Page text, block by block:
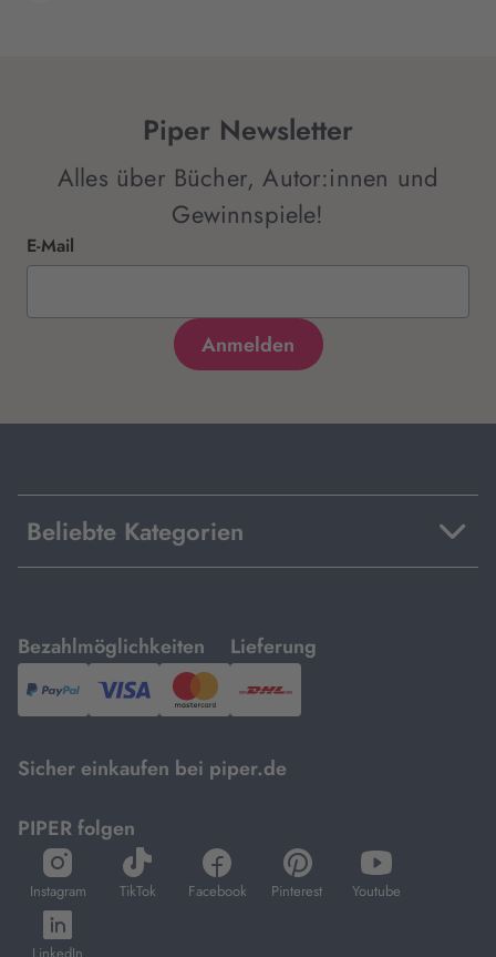
Piper Newsletter
Alles über Bücher, Autor:innen und
Gewinnspiele!
E-Mail
Beliebte Kategorien
Bezahlmöglichkeiten
mit
PayPal,Visa
und
Lieferung
mit
DHL.
Sicher einkaufen bei piper.de
PIPER folgen
Instagram
öffnet
in
neuem
Tab
TikTok
öffnet
in
Facebook
öffnet
in
Pinterest
öffnet
in
Youtube
öffnet
in
öffnet
in